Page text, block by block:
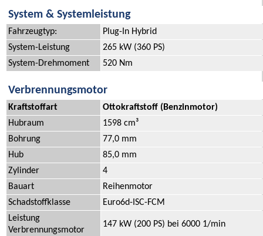
System & Systemleistung
Fahrzeugtyp:
Plug-In Hybrid
System-Leistung
265 kW (360 PS)
System-Drehmoment
520 Nm
Verbrennungsmotor
Kraftstoffart
Ottokraftstoff (Benzinmotor)
Hubraum
1598 cm³
Bohrung
77,0 mm
Hub
85,0 mm
Zylinder
4
Bauart
Reihenmotor
Schadstoffklasse
Euro6d-ISC-FCM
Leistung
Verbrennungsmotor
147 kW (200 PS) bei 6000 1/min